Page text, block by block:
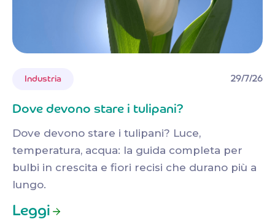
Industria 29/7/26
Dove devono stare i tulipani?
Dove devono stare i tulipani? Luce,
temperatura, acqua: la guida completa per
bulbi in crescita e fiori recisi che durano più a
lungo.
Leggi